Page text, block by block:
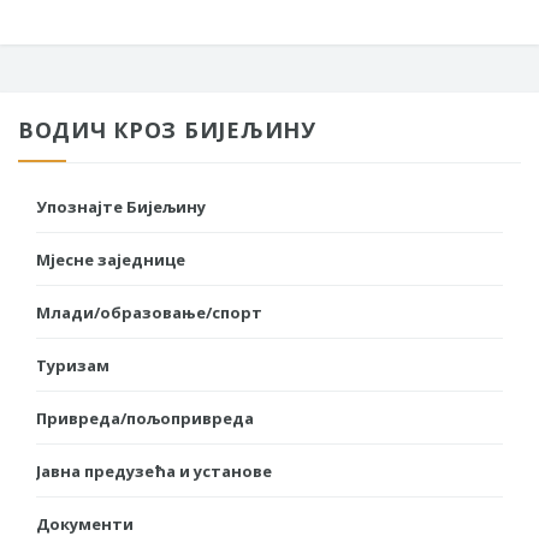
ВОДИЧ КРОЗ БИЈЕЉИНУ
Упознајте Бијељину
Мјесне заједнице
Млади/образовање/спорт
Туризам
Привреда/пољопривреда
Јавна предузећа и установе
Документи